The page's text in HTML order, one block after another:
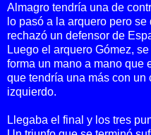
Almagro tendría una de
lo pasó a la arquero pero
rechazó un defensor de
Luego el arquero Gómez,
forma un mano a mano que
que tendría una más con
izquierdo.
Llegaba el final y los tres